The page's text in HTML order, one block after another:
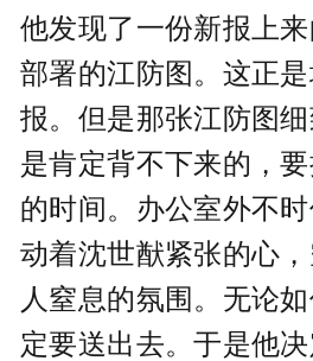
他发现了一份新报上
部署的江防图。这正
报。但是那张江防图
是肯定背不下来的，
的时间。办公室外不
动着沈世猷紧张的心
人窒息的氛围。无论
定要送出去。于是他